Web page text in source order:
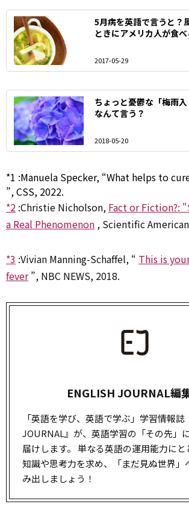
5月病を英語で言うと？
ときにアメリカ人が食
2017-05-29
ちょっと憂鬱な「梅雨
なんて言う？
2018-05-20
*1 :Manuela Specker, “What helps to
”, CSS, 2022.
*2 :Christie Nicholson, Fact or Fiction?:
a Real Phenomenon , Scientific
*3 :Vivian Manning-Schaffel, “ This is
fever”, NBC NEWS, 2018.
ENGLISH JOURNAL編
「英語を学び、英語で学ぶ」学習情報誌
JOURNAL』が、英語学習の「その先」
届けします。 単なる英語の運用能力にと
知識や思考力を求め、「まだ見ぬ世界」
み出しましょう！